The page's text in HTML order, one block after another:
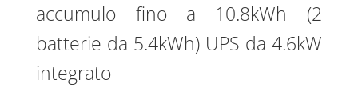
accumulo fino a 10.8kWh (2
batterie da 5.4kWh) UPS da 4.6kW
integrato